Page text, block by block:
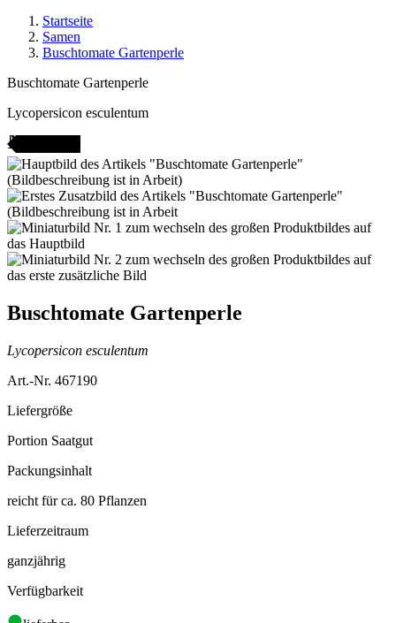
Startseite
Samen
Buschtomate Gartenperle
Buschtomate Gartenperle
Lycopersicon esculentum
Buschtomate Gartenperle
Lycopersicon esculentum
Art.-Nr. 467190
Liefergröße
Portion Saatgut
Packungsinhalt
reicht für ca. 80 Pflanzen
Lieferzeitraum
ganzjährig
Verfügbarkeit